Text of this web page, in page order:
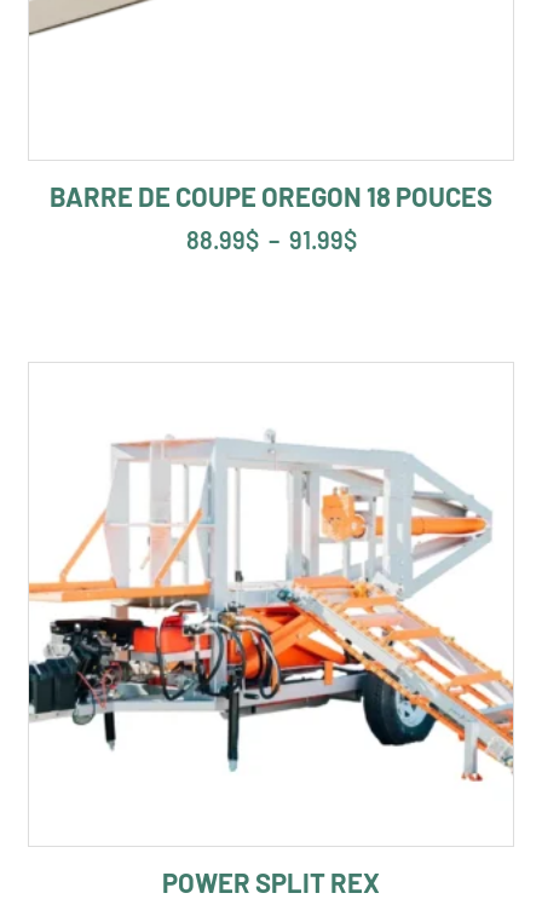
BARRE DE COUPE OREGON 18 POUCES
88.99$ – 91.99$
POWER SPLIT REX